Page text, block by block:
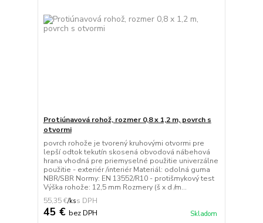
Protiúnavová rohož, rozmer 0,8 x 1,2 m, povrch s
otvormi
povrch rohože je tvorený kruhovými otvormi pre
lepší odtok tekutín skosená obvodová nábehová
hrana vhodná pre priemyselné použitie univerzálne
použitie - exteriér /interiér Materiál: odolná guma
NBR/SBR Normy: EN 13552/R10 - protišmykový test
Výška rohože: 12,5 mm Rozmery (š x d /m...
55,35 €/ks
45 € bez DPH Skladom